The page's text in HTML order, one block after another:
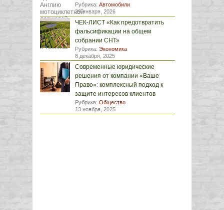
Рубрика: Автомобили
29 января, 2026
ЧЕК-ЛИСТ «Как предотвратить
фальсификации на общем
собрании СНТ»
Рубрика: Экономика
8 декабря, 2025
Современные юридические
решения от компании «Ваше
Право»: комплексный подход к
защите интересов клиентов
Рубрика: Общество
13 ноября, 2025